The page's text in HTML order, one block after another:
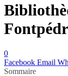
0
Facebook Email
Sommaire